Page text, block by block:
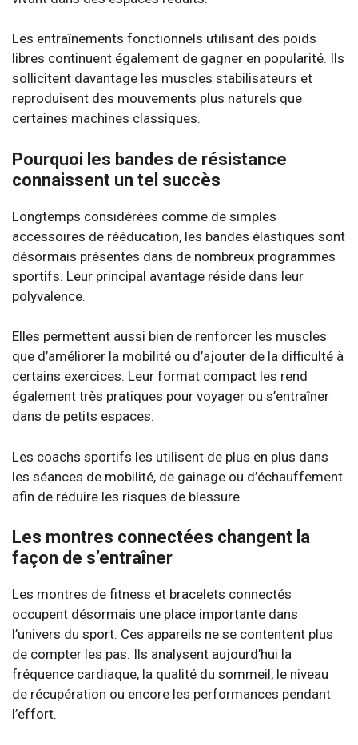
Les entraînements fonctionnels utilisant des poids
libres continuent également de gagner en popularité. Ils
sollicitent davantage les muscles stabilisateurs et
reproduisent des mouvements plus naturels que
certaines machines classiques.
Pourquoi les bandes de résistance
connaissent un tel succès
Longtemps considérées comme de simples
accessoires de rééducation, les bandes élastiques sont
désormais présentes dans de nombreux programmes
sportifs. Leur principal avantage réside dans leur
polyvalence.
Elles permettent aussi bien de renforcer les muscles
que d’améliorer la mobilité ou d’ajouter de la difficulté à
certains exercices. Leur format compact les rend
également très pratiques pour voyager ou s’entraîner
dans de petits espaces.
Les coachs sportifs les utilisent de plus en plus dans
les séances de mobilité, de gainage ou d’échauffement
afin de réduire les risques de blessure.
Les montres connectées changent la
façon de s’entraîner
Les montres de fitness et bracelets connectés
occupent désormais une place importante dans
l’univers du sport. Ces appareils ne se contentent plus
de compter les pas. Ils analysent aujourd’hui la
fréquence cardiaque, la qualité du sommeil, le niveau
de récupération ou encore les performances pendant
l’effort.